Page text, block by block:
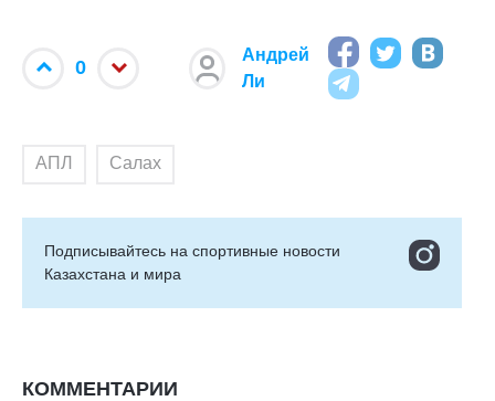
0
Андрей
Ли
АПЛ Салах
Подписывайтесь на cпортивные новости
Казахстана и мира
КОММЕНТАРИИ